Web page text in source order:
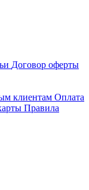
Договор оферты
клиентам Оплата
Правила